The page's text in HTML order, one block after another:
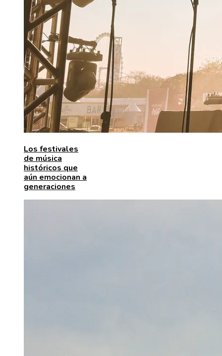
Los festivales
de música
históricos que
aún emocionan a
generaciones